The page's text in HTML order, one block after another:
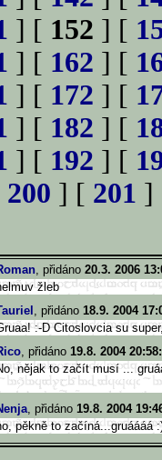
] [ 152 ] [
] [ 162 ] [
] [ 172 ] [
] [ 182 ] [
] [ 192 ] [
200 ] [ 201 ]
, přidáno 20.3. 2006
žleb
, přidáno 18.9. 2004
:-D Citoslovcia su
, přidáno 19.8. 2004
nějak to začít musí ...
, přidáno 19.8. 2004
pěkně to začíná...gruáááá